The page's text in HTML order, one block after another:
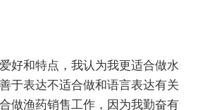
和特点，我认为我更适合做水
于表达不适合做和语言表达有关
做渔药销售工作，因为我勤奋有